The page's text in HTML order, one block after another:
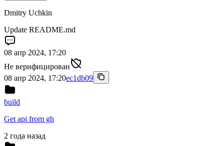
Dmitry Uchkin
Update README.md
08 апр 2024, 17:20
Не верифицирован
08 апр 2024, 17:20ec1db09
build
Get api from gh
2 года назад